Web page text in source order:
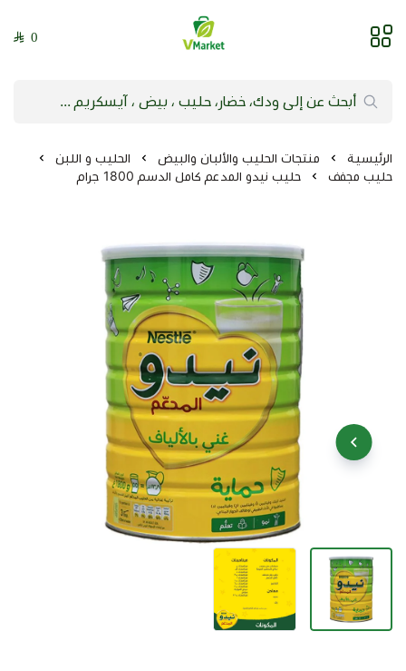
فيلج ماركت | VMarket
0
الرئيسية منتجات الحليب والألبان والبيض
الحليب و اللبن
حليب مجفف
حليب نيدو المدعم كامل الدسم 1800 جرام